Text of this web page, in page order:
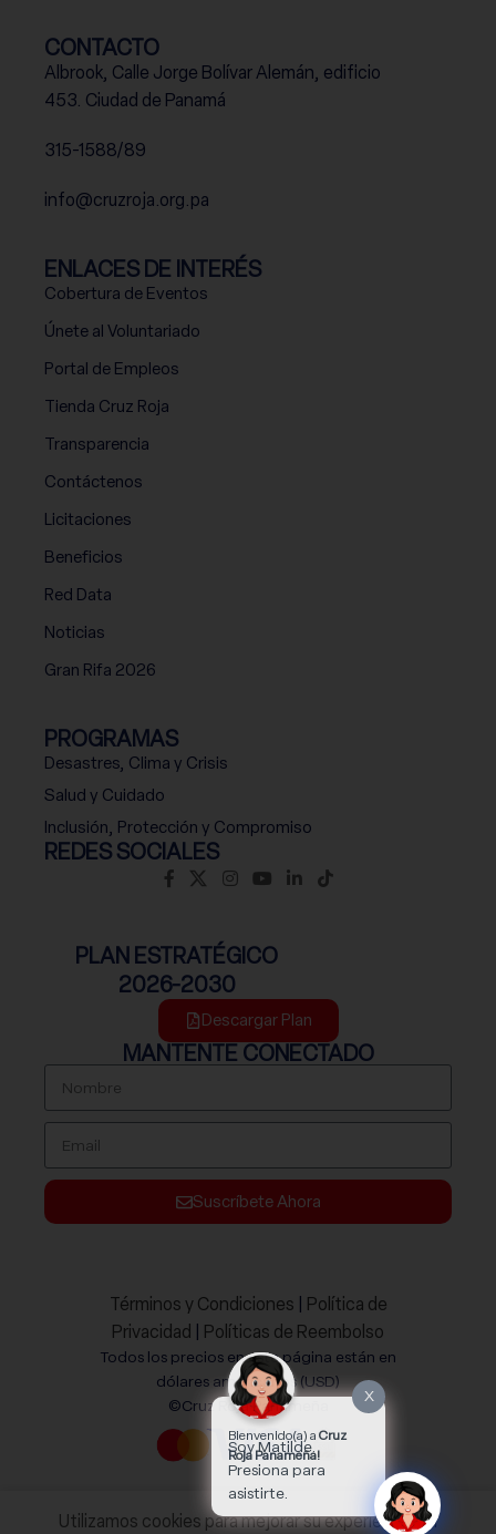
CONTACTO
Albrook, Calle Jorge Bolívar Alemán, edificio
453. Ciudad de Panamá
315-1588/89
info@cruzroja.org.pa
ENLACES DE INTERÉS
Cobertura de Eventos
Únete al Voluntariado
Portal de Empleos
Tienda Cruz Roja
Transparencia
Contáctenos
Licitaciones
Beneficios
Red Data
Noticias
Gran Rifa 2026
PROGRAMAS
Desastres, Clima y Crisis
Salud y Cuidado
Inclusión, Protección y Compromiso
REDES SOCIALES
PLAN ESTRATÉGICO
2026-2030
Descargar Plan
MANTENTE CONECTADO
Suscríbete Ahora
Términos y Condiciones
Política de
Privacidad
Políticas de Reembolso
Todos los precios en este página están en
dólares americanos (USD)
©Cruz Roja Panameña
Utilizamos cookies para mejorar su experiencia en
X
Bienvenido(a) a Cruz
Roja Panameña!
Soy Matilde.
Presiona para
asistirte.